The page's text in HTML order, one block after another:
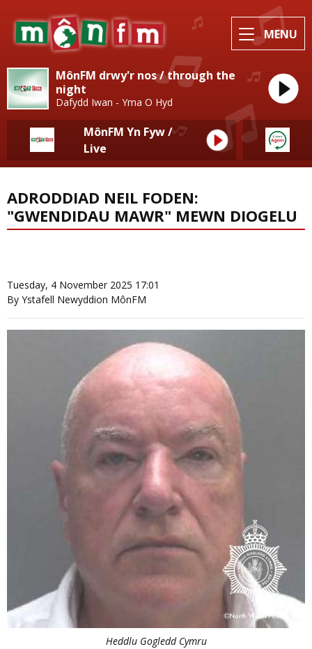
MENU
MônFM drwy'r nos / through the
night
Dafydd Iwan - Yma O Hyd
MônFM Yn Fyw /
Live
ADRODDIAD NEIL FODEN:
"GWENDIDAU MAWR" MEWN DIOGELU
Tuesday, 4 November 2025 17:01
By Ystafell Newyddion MônFM
Heddlu Gogledd Cymru